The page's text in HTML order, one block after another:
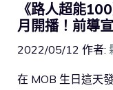
《路人超能
月開播！前導
2022/05/12 作者:
在 MOB 生日這天